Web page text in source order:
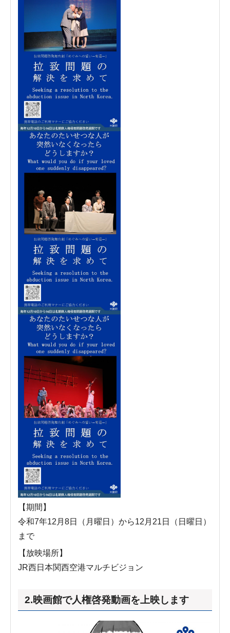
【期間】
令和7年12月8日（月曜日）から12月21日（日曜日）
まで
【放映場所】
JR西日本関西空港マルチビジョン
2.映画館で人権啓発動画を上映します